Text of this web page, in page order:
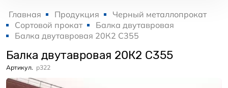
Главная Продукция
Черный металлопрокат
Сортовой прокат
Балка двутавровая
Балка двутавровая 20К2 С355
Балка двутавровая 20К2 С355
Артикул. p322